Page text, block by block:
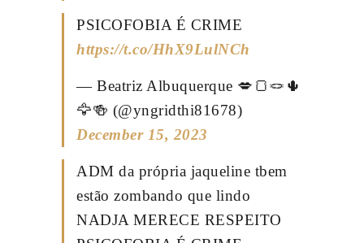
PSICOFOBIA É CRIME
https://t.co/HhX9LulNCh
— Beatriz Albuquerque 💋🍞🪢🌵
🦅🍻 (@yngridthi81678)
December 15, 2023
ADM da própria jaqueline tbem
estão zombando que lindo
NADJA MERECE RESPEITO